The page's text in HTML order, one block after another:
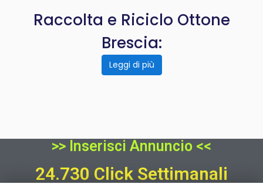
Raccolta e Riciclo Ottone
Brescia:
Leggi di più
>> Inserisci Annuncio <<
24.730 Click Settimanali